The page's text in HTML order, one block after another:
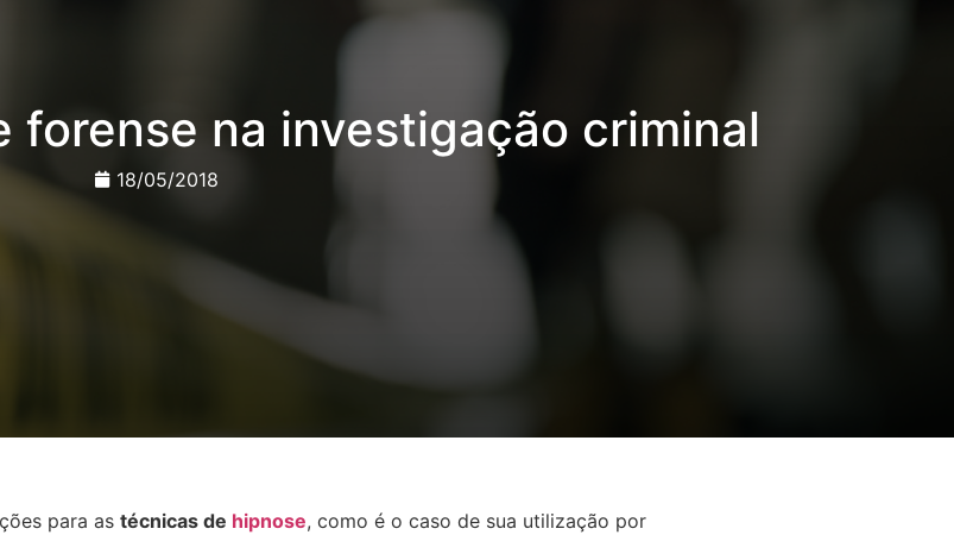
forense na investigação criminal
18/05/2018
para as técnicas de hipnose, como é o caso de sua utilização por